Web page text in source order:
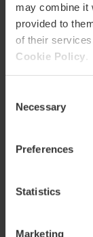
may combine it
provided to
of their
Cookie Policy
Selection
Necessary
Preferences
Statistics
Marketing